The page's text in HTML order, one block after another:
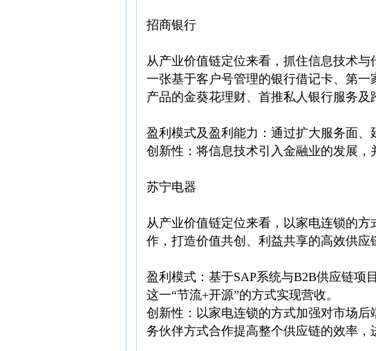
招商银行
从产业价值链定位来看，抓住信息技术
一张基于客户号管理的银行借记卡、第
产品的金葵花理财、首推私人银行服务及
盈利模式及盈利能力：通过扩大服务面、
创新性：将信息技术引入金融业的发展，
苏宁电器
从产业价值链定位来看，以家电连锁的
作，打造价值共创、利益共享的高效供应
盈利模式：基于SAP系统与B2B供应链项
这一“节流+开源”的方式实现营收。
创新性：以家电连锁的方式加强对市场
务伙伴方式合作提高整个供应链的效率，